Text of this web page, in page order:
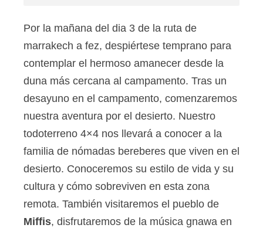
Por la mañana del dia 3 de la ruta de
marrakech a fez, despiértese temprano para
contemplar el hermoso amanecer desde la
duna más cercana al campamento. Tras un
desayuno en el campamento, comenzaremos
nuestra aventura por el desierto. Nuestro
todoterreno 4×4 nos llevará a conocer a la
familia de nómadas bereberes que viven en el
desierto. Conoceremos su estilo de vida y su
cultura y cómo sobreviven en esta zona
remota. También visitaremos el pueblo de
Miffis, disfrutaremos de la música gnawa en